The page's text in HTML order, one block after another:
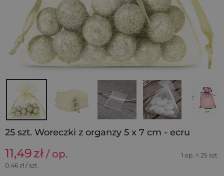
25 szt. Woreczki z organzy 5 x 7 cm - ecru
11,49zł / op.
1 op. = 25 szt.
0,46 zł / szt.